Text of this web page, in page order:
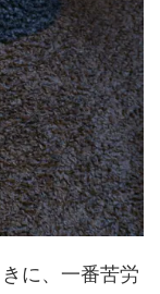
に、一番苦労